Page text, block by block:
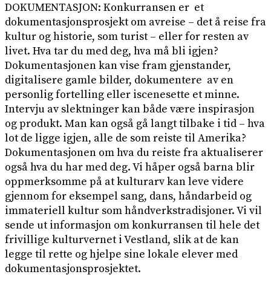
DOKUMENTASJON: Konkurransen er et
dokumentasjonsprosjekt om avreise – det å reise fra
kultur og historie, som turist – eller for resten av
livet. Hva tar du med deg, hva må bli igjen?
Dokumentasjonen kan vise fram gjenstander,
digitalisere gamle bilder, dokumentere av en
personlig fortelling eller iscenesette et minne.
Intervju av slektninger kan både være inspirasjon
og produkt. Man kan også gå langt tilbake i tid – hva
lot de ligge igjen, alle de som reiste til Amerika?
Dokumentasjonen om hva du reiste fra aktualiserer
også hva du har med deg. Vi håper også barna blir
oppmerksomme på at kulturarv kan leve videre
gjennom for eksempel sang, dans, håndarbeid og
immateriell kultur som håndverkstradisjoner. Vi vil
sende ut informasjon om konkurransen til hele det
frivillige kulturvernet i Vestland, slik at de kan
legge til rette og hjelpe sine lokale elever med
dokumentasjonsprosjektet.